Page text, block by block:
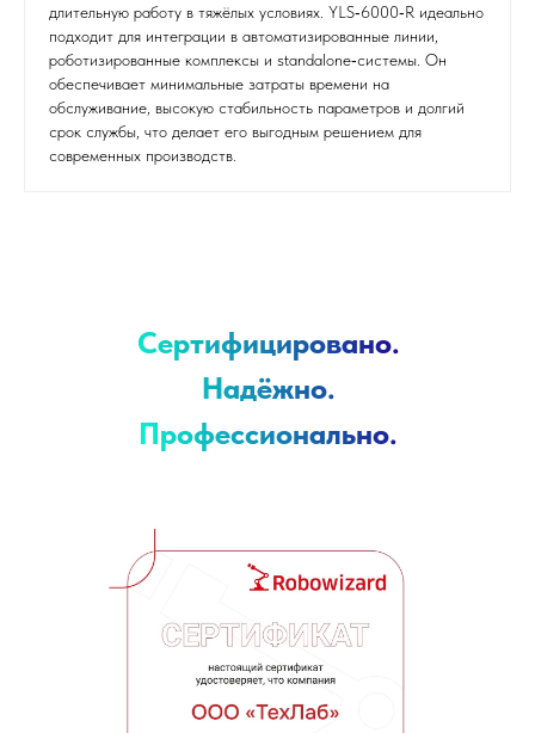
длительную работу в тяжёлых условиях. YLS‑6000‑R идеально
подходит для интеграции в автоматизированные линии,
роботизированные комплексы и standalone‑системы. Он
обеспечивает минимальные затраты времени на
обслуживание, высокую стабильность параметров и долгий
срок службы, что делает его выгодным решением для
современных производств.
Сертифицировано.
Надёжно.
Профессионально.